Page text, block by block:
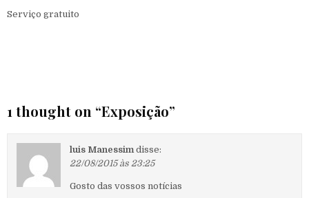
Serviço gratuito
1 thought on “Exposição”
luis Manessim disse:
22/08/2015 às 23:25
Gosto das vossos notícias